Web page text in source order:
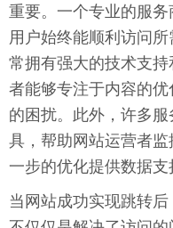
重要。一个专业的服
用户始终能顺利访问
常拥有强大的技术支
者能够专注于内容的
的困扰。此外，许多
具，帮助网站运营者
一步的优化提供数据支
当网站成功实现跳转